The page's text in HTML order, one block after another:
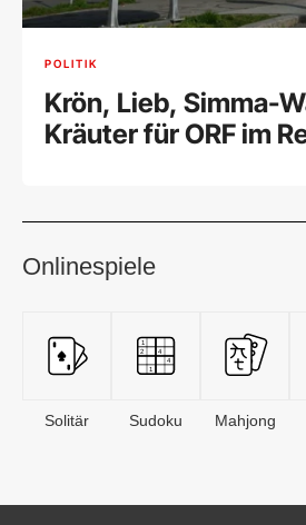
POLITIK
Krön, Lieb, Simma-
Kräuter für ORF im
Onlinespiele
Solitär Sudoku Mahjong